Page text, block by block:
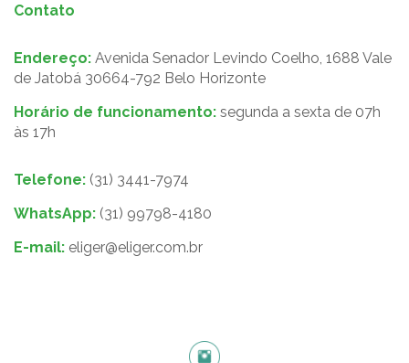
Contato
Endereço: Avenida Senador Levindo Coelho, 1688 Vale
de Jatobá 30664-792 Belo Horizonte
Horário de funcionamento: segunda a sexta de 07h
às 17h
Telefone: (31) 3441-7974
WhatsApp: (31) 99798-4180
E-mail: eliger@eliger.com.br